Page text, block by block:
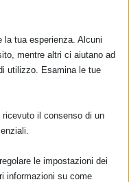
tua esperienza. Alcuni
mentre altri ci aiutano ad
utilizzo. Esamina le tue
il consenso di un
le impostazioni dei
informazioni su come